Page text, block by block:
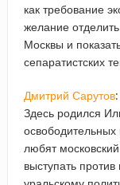
как требование
желание
Москвы и
сепаратистских
Дмитрий Сарутов
Здесь родился
любят
выступать